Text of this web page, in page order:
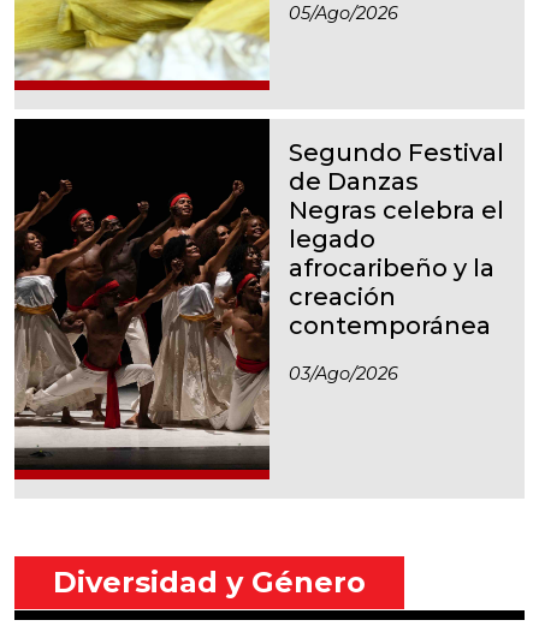
05/ago/2026
Segundo Festival
de Danzas
Negras celebra el
legado
afrocaribeño y la
creación
contemporánea
03/ago/2026
Diversidad y Género